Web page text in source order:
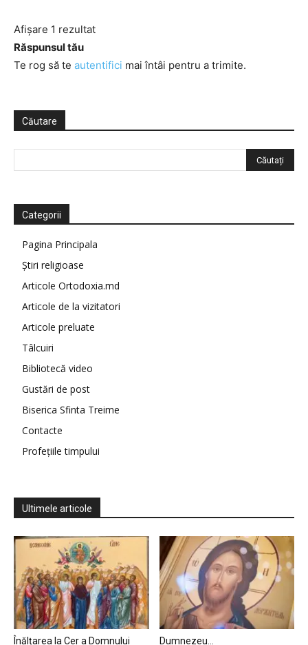
Afișare 1 rezultat
Răspunsul tău
Te rog să te autentifici mai întâi pentru a trimite.
Căutare
Categorii
Pagina Principala
Știri religioase
Articole Ortodoxia.md
Articole de la vizitatori
Articole preluate
Tâlcuiri
Bibliotecă video
Gustări de post
Biserica Sfinta Treime
Contacte
Profețiile timpului
Ultimele articole
Înălțarea la Cer a Domnului
Dumnezeu…